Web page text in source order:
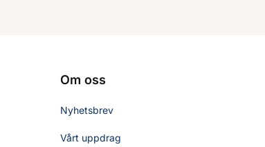
Om oss
Nyhetsbrev
Vårt uppdrag